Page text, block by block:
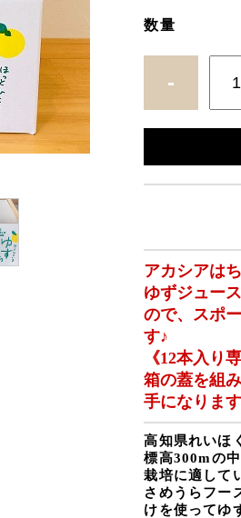
数量
-
アカシアは
ゆずジュー
ので、 スポ
す♪
《12本入り
箱の蓋を組
手になります
高知県れいほ
標高300mの
栽培に適して
さめうらフー
けを使ってゆ